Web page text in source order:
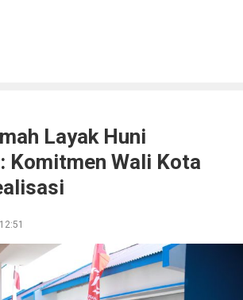
Layak Huni
Komitmen Wali Kota